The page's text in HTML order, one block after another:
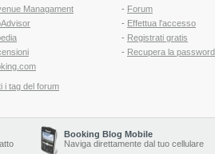
Managament
i tag del forum
- Forum
- Effettua l'accesso
- Registrati gratis
- Recupera la password
Booking Blog Mobile
Naviga direttamente dal tuo cellulare